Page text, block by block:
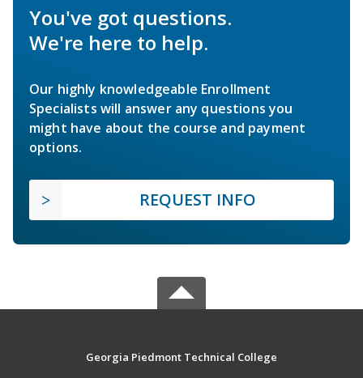
You've got questions.
We're here to help.
Our highly knowledgeable Enrollment
Specialists will answer any questions you
might have about the course and payment
options.
REQUEST INFO
Georgia Piedmont Technical College